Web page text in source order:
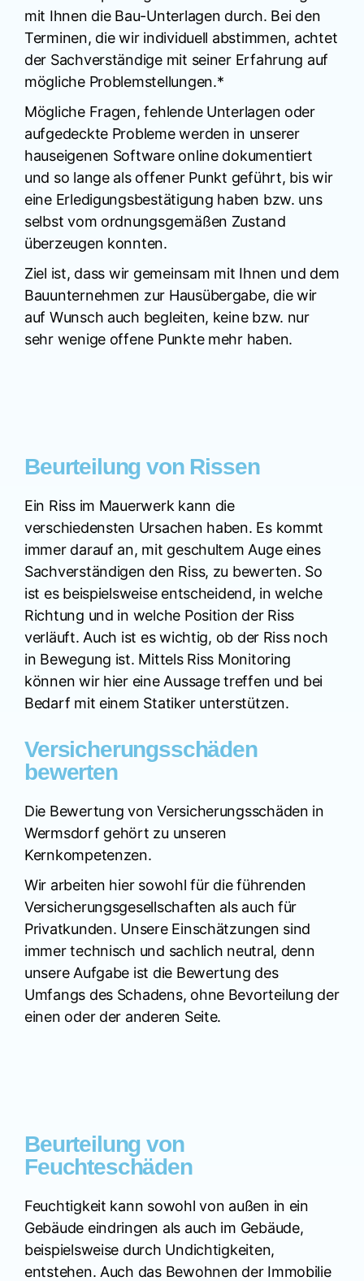
mit Ihnen die Bau-Unterlagen durch. Bei den
Terminen, die wir individuell abstimmen, achtet
der Sachverständige mit seiner Erfahrung auf
mögliche Problemstellungen.*
Mögliche Fragen, fehlende Unterlagen oder
aufgedeckte Probleme werden in unserer
hauseigenen Software online dokumentiert
und so lange als offener Punkt geführt, bis wir
eine Erledigungsbestätigung haben bzw. uns
selbst vom ordnungsgemäßen Zustand
überzeugen konnten.
Ziel ist, dass wir gemeinsam mit Ihnen und dem
Bauunternehmen zur Hausübergabe, die wir
auf Wunsch auch begleiten, keine bzw. nur
sehr wenige offene Punkte mehr haben.
Beurteilung von Rissen
Ein Riss im Mauerwerk kann die
verschiedensten Ursachen haben. Es kommt
immer darauf an, mit geschultem Auge eines
Sachverständigen den Riss, zu bewerten. So
ist es beispielsweise entscheidend, in welche
Richtung und in welche Position der Riss
verläuft. Auch ist es wichtig, ob der Riss noch
in Bewegung ist. Mittels Riss Monitoring
können wir hier eine Aussage treffen und bei
Bedarf mit einem Statiker unterstützen.
Versicherungsschäden
bewerten
Die Bewertung von Versicherungsschäden in
Wermsdorf gehört zu unseren
Kernkompetenzen.
Wir arbeiten hier sowohl für die führenden
Versicherungsgesellschaften als auch für
Privatkunden. Unsere Einschätzungen sind
immer technisch und sachlich neutral, denn
unsere Aufgabe ist die Bewertung des
Umfangs des Schadens, ohne Bevorteilung der
einen oder der anderen Seite.
Beurteilung von
Feuchteschäden
Feuchtigkeit kann sowohl von außen in ein
Gebäude eindringen als auch im Gebäude,
beispielsweise durch Undichtigkeiten,
entstehen. Auch das Bewohnen der Immobilie